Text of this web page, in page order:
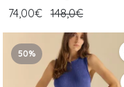
74,00€ 148,0€
50%